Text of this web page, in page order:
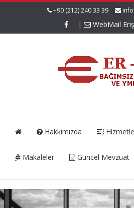
+90 (212) 240 33 39
| WebMail
Hakkımızda
Makaleler Güncel Mevzuat